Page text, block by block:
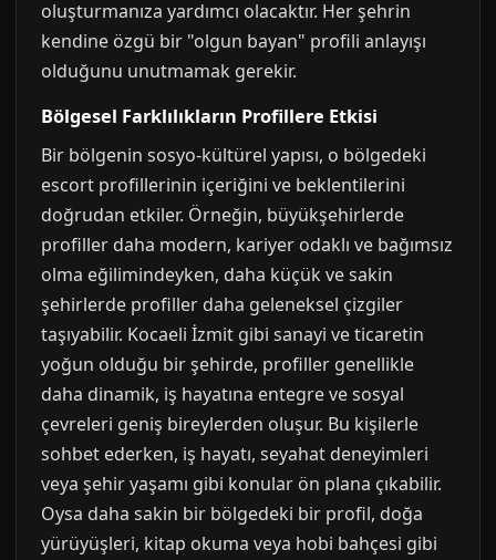
oluşturmanıza yardımcı olacaktır. Her şehrin
kendine özgü bir "olgun bayan" profili anlayışı
olduğunu unutmamak gerekir.
Bölgesel Farklılıkların Profillere Etkisi
Bir bölgenin sosyo-kültürel yapısı, o bölgedeki
escort profillerinin içeriğini ve beklentilerini
doğrudan etkiler. Örneğin, büyükşehirlerde
profiller daha modern, kariyer odaklı ve bağımsız
olma eğilimindeyken, daha küçük ve sakin
şehirlerde profiller daha geleneksel çizgiler
taşıyabilir. Kocaeli İzmit gibi sanayi ve ticaretin
yoğun olduğu bir şehirde, profiller genellikle
daha dinamik, iş hayatına entegre ve sosyal
çevreleri geniş bireylerden oluşur. Bu kişilerle
sohbet ederken, iş hayatı, seyahat deneyimleri
veya şehir yaşamı gibi konular ön plana çıkabilir.
Oysa daha sakin bir bölgedeki bir profil, doğa
yürüyüşleri, kitap okuma veya hobi bahçesi gibi